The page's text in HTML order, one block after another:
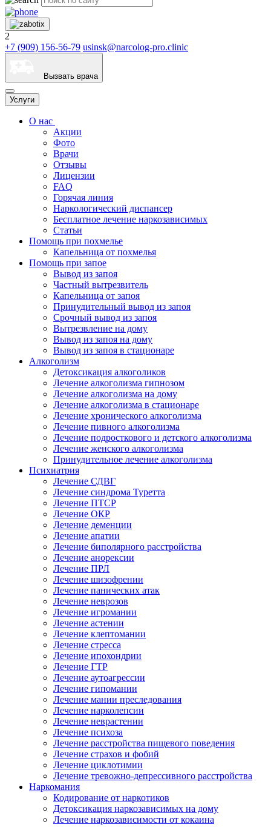
2
+7 (909) 156-56-79 usinsk@narcolog-pro.clinic
Вызвать врача
Услуги
О нас
Акции
Фото
Врачи
Отзывы
Лицензии
FAQ
Горячая линия
Наркологический диспансер
Бесплатное лечение наркозависимых
Статьи
Помощь при похмелье
Капельница от похмелья
Помощь при запое
Вывод из запоя
Частный вытрезвитель
Капельница от запоя
Принудительный вывод из запоя
Срочный вывод из запоя
Вытрезвление на дому
Вывод из запоя на дому
Вывод из запоя в стационаре
Алкоголизм
Детоксикация алкоголиков
Лечение алкоголизма гипнозом
Лечение алкоголизма на дому
Лечение алкоголизма в стационаре
Лечение хронического алкоголизма
Лечение пивного алкоголизма
Лечение подросткового и детского алкоголизма
Лечение женского алкоголизма
Принудительное лечение алкоголизма
Психиатрия
Лечение СДВГ
Лечение синдрома Туретта
Лечение ПТСР
Лечение ОКР
Лечение деменции
Лечение апатии
Лечение биполярного расстройства
Лечение анорексии
Лечение ПРЛ
Лечение шизофрении
Лечение панических атак
Лечение неврозов
Лечение игромании
Лечение астении
Лечение клептомании
Лечение стресса
Лечение ипохондрии
Лечение ГТР
Лечение аутоагрессии
Лечение гипомании
Лечение мании преследования
Лечение нарколепсии
Лечение неврастении
Лечение психоза
Лечение расстройства пищевого поведения
Лечение страхов и фобий
Лечение циклотимии
Лечение тревожно-депрессивного расстройства
Наркомания
Кодирование от наркотиков
Детоксикация наркозависимых на дому
Лечение наркозависимости от кокаина